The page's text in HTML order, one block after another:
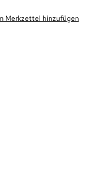
Merkzettel hinzufügen